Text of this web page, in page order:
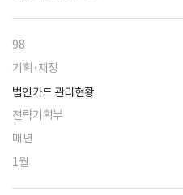
98
기획·재정
법인카드 관리현황
전략기획부
매년
1월